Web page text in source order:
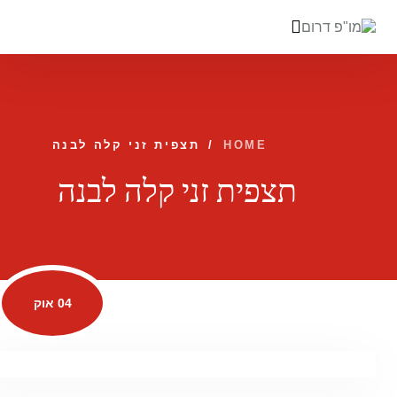
HOME
/ תצפית זני קלה לבנה
תצפית זני קלה לבנה
04 אוק